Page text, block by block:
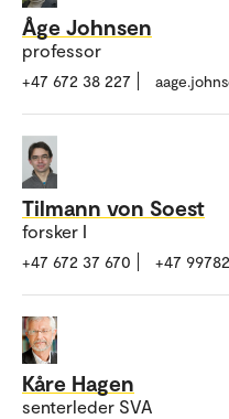
Åge Johnsen
professor
+47 672 38 227
Tilmann von Soest
forsker I
+47 672 37 670 +47
Kåre Hagen
senterleder SVA